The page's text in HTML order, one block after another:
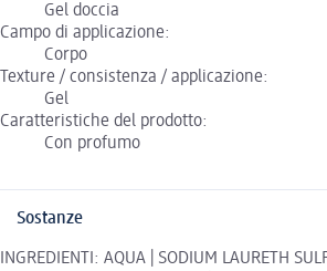
Gel doccia
Campo di applicazione:
Corpo
Texture / consistenza / applicazione:
Gel
Caratteristiche del prodotto:
Con profumo
Sostanze
INGREDIENTI: AQUA | SODIUM LAURETH